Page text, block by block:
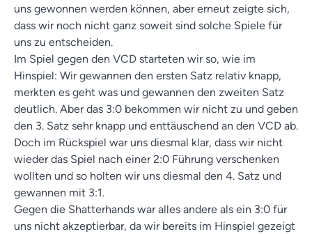
uns gewonnen werden können, aber erneut zeigte sich,
dass wir noch nicht ganz soweit sind solche Spiele für
uns zu entscheiden.
Im Spiel gegen den VCD starteten wir so, wie im
Hinspiel: Wir gewannen den ersten Satz relativ knapp,
merkten es geht was und gewannen den zweiten Satz
deutlich. Aber das 3:0 bekommen wir nicht zu und geben
den 3. Satz sehr knapp und enttäuschend an den VCD ab.
Doch im Rückspiel war uns diesmal klar, dass wir nicht
wieder das Spiel nach einer 2:0 Führung verschenken
wollten und so holten wir uns diesmal den 4. Satz und
gewannen mit 3:1.
Gegen die Shatterhands war alles andere als ein 3:0 für
uns nicht akzeptierbar, da wir bereits im Hinspiel gezeigt